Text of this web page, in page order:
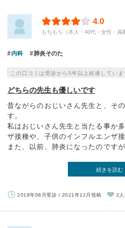
4.0
もちもち（本人・40代・女性・掲
内科 肺炎そのた
この口コミは受診から5年以上経過していま
どちらの先生も優しいです
昔ながらのおじいさん先生と、そ
す。
私はおじいさん先生と当たる事か
ザ接種や、子供のインフルエンザ
また、以前、肺炎になったのですが
続きを読む
2018年08月受診 / 2021年12月投稿 2人